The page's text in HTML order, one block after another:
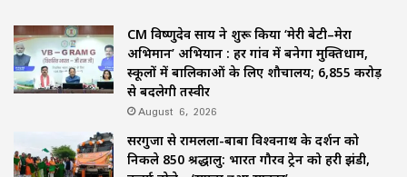
CM विष्णुदेव साय ने शुरू किया ‘मेरी बेटी–मेरा
अभिमान’ अभियान : हर गांव में बनेगा मुक्तिधाम,
स्कूलों में बालिकाओं के लिए शौचालय; 6,855 करोड़
से बदलेगी तस्वीर
August 6, 2026
सरगुजा से रामलला-बाबा विश्वनाथ के दर्शन को
निकले 850 श्रद्धालु: भारत गौरव ट्रेन को हरी झंडी,